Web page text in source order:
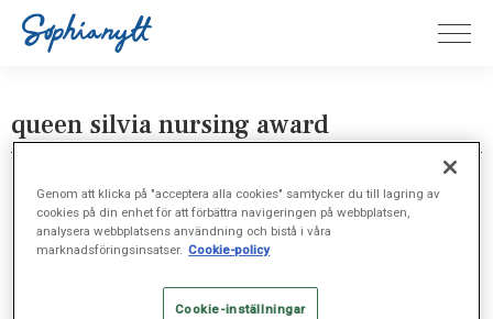
queen silvia nursing award
Genom att klicka på "acceptera alla cookies" samtycker du till lagring av
cookies på din enhet för att förbättra navigeringen på webbplatsen,
analysera webbplatsens användning och bistå i våra
marknadsföringsinsatser. Cookie-policy
Cookie-inställningar